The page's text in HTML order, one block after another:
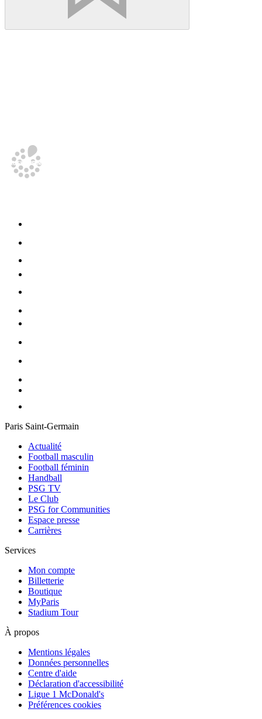
Paris Saint-Germain
Actualité
Football masculin
Football féminin
Handball
PSG TV
Le Club
PSG for Communities
Espace presse
Carrières
Services
Mon compte
Billetterie
Boutique
MyParis
Stadium Tour
À propos
Mentions légales
Données personnelles
Centre d'aide
Déclaration d'accessibilité
Ligue 1 McDonald's
Préférences cookies